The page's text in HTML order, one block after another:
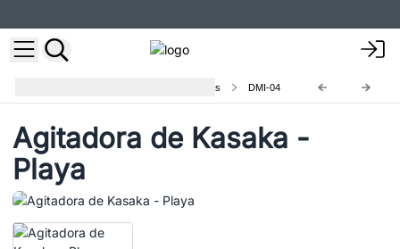
Instrumentos Musicales Decorativos DMI-04
Agitadora de Kasaka -
Playa